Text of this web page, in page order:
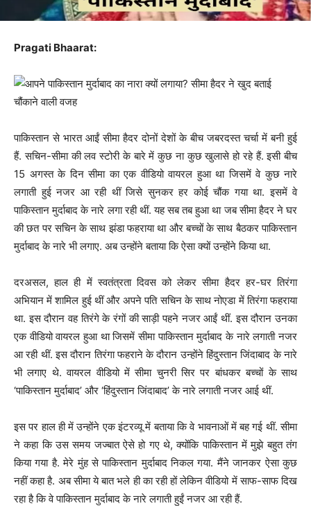
Pragati Bhaarat:
पाकिस्तान से भारत आईं सीमा हैदर दोनों देशों के बीच जबरदस्त चर्चा में बनी हुई
हैं. सचिन-सीमा की लव स्टोरी के बारे में कुछ ना कुछ खुलासे हो रहे हैं. इसी बीच
15 अगस्त के दिन सीमा का एक वीडियो वायरल हुआ था जिसमें वे कुछ नारे
लगाती हुई नजर आ रही थीं जिसे सुनकर हर कोई चौंक गया था. इसमें वे
पाकिस्तान मुर्दाबाद के नारे लगा रही थीं. यह सब तब हुआ था जब सीमा हैदर ने घर
की छत पर सचिन के साथ झंडा फहराया था और बच्चों के साथ बैठकर पाकिस्तान
मुर्दाबाद के नारे भी लगाए. अब उन्होंने बताया कि ऐसा क्यों उन्होंने किया था.
दरअसल, हाल ही में स्वतंत्रता दिवस को लेकर सीमा हैदर हर-घर तिरंगा
अभियान में शामिल हुई थीं और अपने पति सचिन के साथ नोएडा में तिरंगा फहराया
था. इस दौरान वह तिरंगे के रंगों की साड़ी पहने नजर आईं थीं. इस दौरान उनका
एक वीडियो वायरल हुआ था जिसमें सीमा पाकिस्तान मुर्दाबाद के नारे लगाती नजर
आ रही थीं. इस दौरान तिरंगा फहराने के दौरान उन्होंने हिंदुस्तान जिंदाबाद के नारे
भी लगाए थे. वायरल वीडियो में सीमा चुनरी सिर पर बांधकर बच्चों के साथ
‘पाकिस्तान मुर्दाबाद’ और ‘हिंदुस्तान जिंदाबाद’ के नारे लगाती नजर आई थीं.
इस पर हाल ही में उन्होंने एक इंटरव्यू में बताया कि वे भावनाओं में बह गई थीं. सीमा
ने कहा कि उस समय जज्बात ऐसे हो गए थे, क्योंकि पाकिस्तान में मुझे बहुत तंग
किया गया है. मेरे मुंह से पाकिस्तान मुर्दाबाद निकल गया. मैंने जानकर ऐसा कुछ
नहीं कहा है. अब सीमा ये बात भले ही का रही हों लेकिन वीडियो में साफ-साफ दिख
रहा है कि वे पाकिस्तान मुर्दाबाद के नारे लगाती हुईं नजर आ रही हैं.